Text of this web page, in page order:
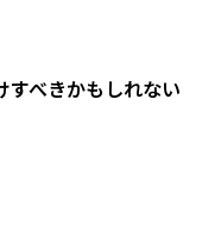
すべきかもしれない